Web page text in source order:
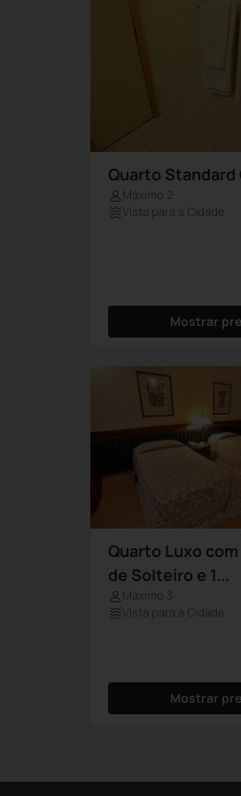
Quarto Standard
Máximo 2
Vista para a Cidade
Mostrar
Quarto Luxo com
de Solteiro e 1...
Máximo 3
Vista para a Cidade
Mostrar